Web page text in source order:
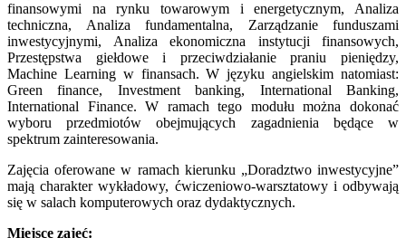
finansowymi na rynku towarowym i energetycznym, Analiza
techniczna, Analiza fundamentalna, Zarządzanie funduszami
inwestycyjnymi, Analiza ekonomiczna instytucji finansowych,
Przestępstwa giełdowe i przeciwdziałanie praniu pieniędzy,
Machine Learning w finansach. W języku angielskim natomiast:
Green finance, Investment banking, International Banking,
International Finance. W ramach tego modułu można dokonać
wyboru przedmiotów obejmujących zagadnienia będące w
spektrum zainteresowania.
Zajęcia oferowane w ramach kierunku „Doradztwo inwestycyjne”
mają charakter wykładowy, ćwiczeniowo-warsztatowy i odbywają
się w salach komputerowych oraz dydaktycznych.
Miejsce zajęć: